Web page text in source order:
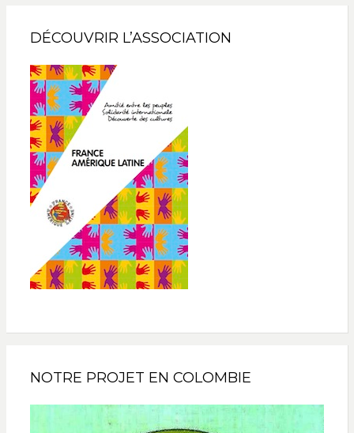
DÉCOUVRIR L’ASSOCIATION
NOTRE PROJET EN COLOMBIE